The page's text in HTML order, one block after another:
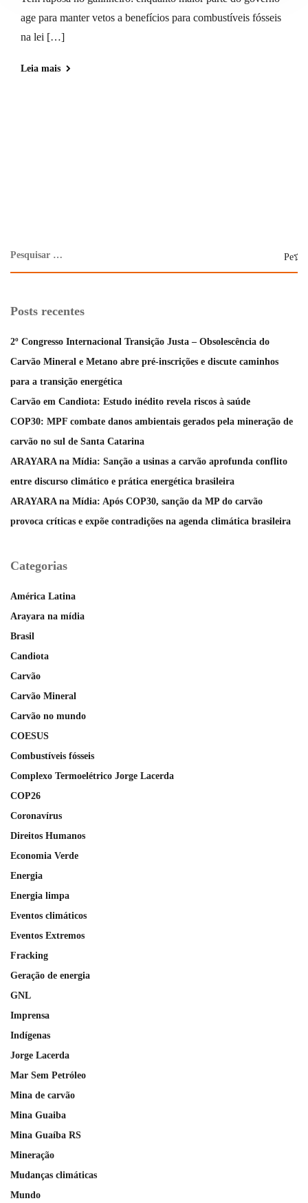
age para manter vetos a benefícios para combustíveis fósseis
na lei […]
Leia mais
Posts recentes
2º Congresso Internacional Transição Justa – Obsolescência do
Carvão Mineral e Metano abre pré-inscrições e discute caminhos
para a transição energética
Carvão em Candiota: Estudo inédito revela riscos à saúde
COP30: MPF combate danos ambientais gerados pela mineração de
carvão no sul de Santa Catarina
ARAYARA na Mídia: Sanção a usinas a carvão aprofunda conflito
entre discurso climático e prática energética brasileira
ARAYARA na Mídia: Após COP30, sanção da MP do carvão
provoca críticas e expõe contradições na agenda climática brasileira
Categorias
América Latina
Arayara na mídia
Brasil
Candiota
Carvão
Carvão Mineral
Carvão no mundo
COESUS
Combustíveis fósseis
Complexo Termoelétrico Jorge Lacerda
COP26
Coronavírus
Direitos Humanos
Economia Verde
Energia
Energia limpa
Eventos climáticos
Eventos Extremos
Fracking
Geração de energia
GNL
Imprensa
Indígenas
Jorge Lacerda
Mar Sem Petróleo
Mina de carvão
Mina Guaiba
Mina Guaíba RS
Mineração
Mudanças climáticas
Mundo